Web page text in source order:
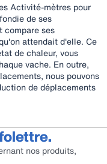
Activité-mètres pour
de ses
compare ses
attendait d'elle. Ce
de chaleur, vous
vache. En outre,
nous pouvons
de déplacements
nos produits,